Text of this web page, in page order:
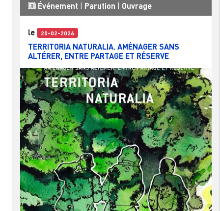
Événement | Parution | Ouvrage
le 20-02-2026
TERRITORIA NATURALIA. AMÉNAGER SANS
ALTÉRER, ENTRE PARTAGE ET RÉSERVE